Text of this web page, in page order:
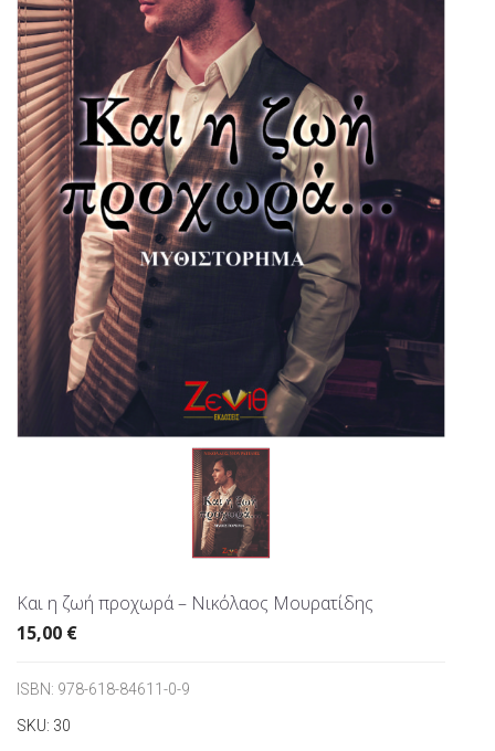
Και η ζωή προχωρά – Νικόλαος Μουρατίδης
15,00 €
ISBN: 978-618-84611-0-9
SKU: 30